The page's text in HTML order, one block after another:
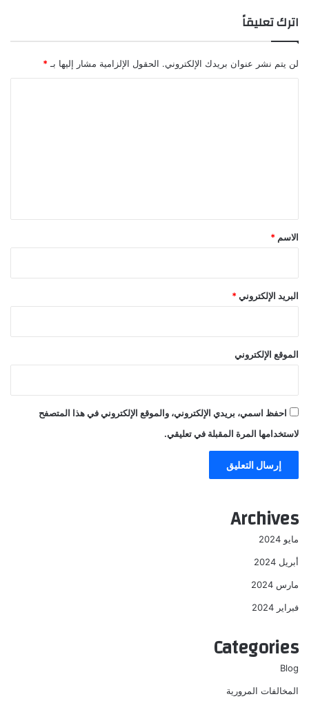
اترك تعليقاً
لن يتم نشر عنوان بريدك الإلكتروني. الحقول الإلزامية مشار إليها بـ *
*
الاسم *
البريد الإلكتروني *
الموقع الإلكتروني
احفظ اسمي، بريدي الإلكتروني، والموقع الإلكتروني في هذا المتصفح
لاستخدامها المرة المقبلة في تعليقي.
Archives
مايو 2024
أبريل 2024
مارس 2024
فبراير 2024
Categories
Blog
المخالفات المرورية